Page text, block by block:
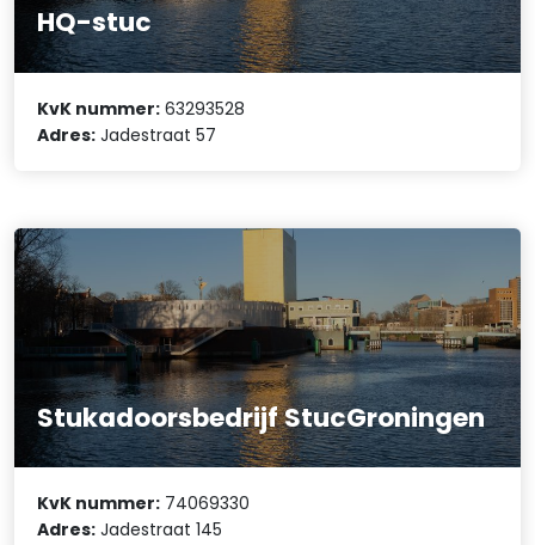
HQ-stuc
KvK nummer: 63293528
Adres: Jadestraat 57
Stukadoorsbedrijf StucGroningen
KvK nummer: 74069330
Adres: Jadestraat 145